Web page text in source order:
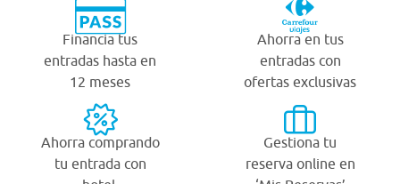
Financia tus
entradas hasta en
12 meses
Ahorra en tus
entradas con
ofertas exclusivas
Ahorra comprando
tu entrada con
Gestiona tu
reserva online en